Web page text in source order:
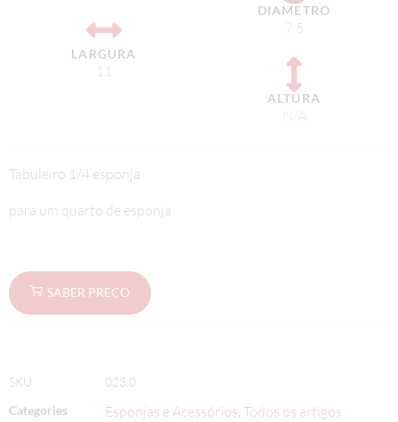
LARGURA
11
DIAMETRO
7.5
ALTURA
N/A
Tabuleiro 1/4 esponja
para um quarto de esponja
SABER PREÇO
SKU
023.0
Categories
Esponjas e Acessórios, Todos os artigos